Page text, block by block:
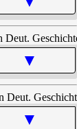
▼
▼